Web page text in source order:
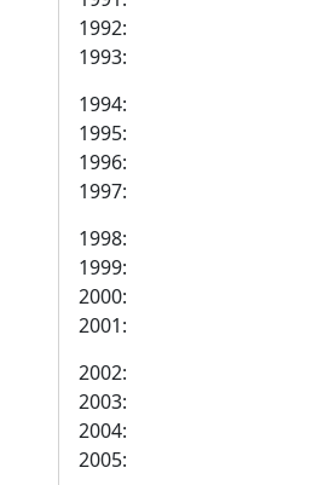
1992:
1993:
1994:
1995:
1996:
1997:
1998:
1999:
2000:
2001:
2002:
2003:
2004:
2005: